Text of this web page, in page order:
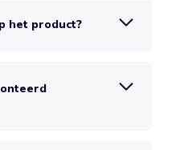
het product?